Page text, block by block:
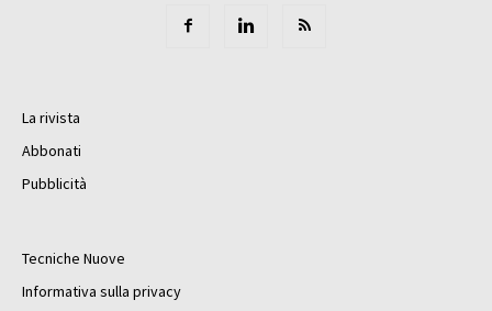
La rivista
Abbonati
Pubblicità
Tecniche Nuove
Informativa sulla privacy